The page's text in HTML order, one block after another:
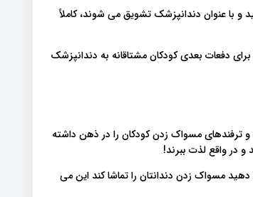
با عنوان دندانپزشک تشویق می شوند، کاملاً
دفعات بعدی کودکان مشتاقانه به دندانپزشک
ترفندهای مسواک زدن کودکان را در ذهن داشته
و در واقع لذت ببرند!
مسواک زدن دندانتان را تماشا کند این می